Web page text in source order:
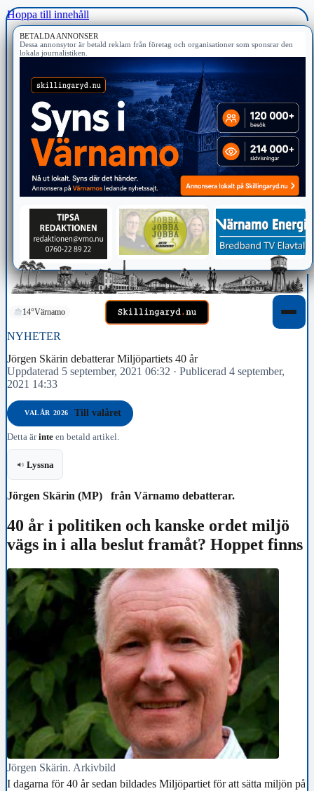
Hoppa till innehåll
BETALDA ANNONSER
Dessa annonsytor är betald reklam från företag och organisationer som sponsrar den
lokala journalistiken.
14°Värnamo
NYHETER
Jörgen Skärin debatterar Miljöpartiets 40 år
Uppdaterad 5 september, 2021 06:32 · Publicerad 4 september,
2021 14:33
VALÅR 2026 Till valåret
Detta ärinte en betald artikel.
Lyssna
Jörgen Skärin (MP) från Värnamo debatterar.
40 år i politiken och kanske ordet miljö
vägs in i alla beslut framåt? Hoppet finns
Jörgen Skärin. Arkivbild
I dagarna för 40 år sedan bildades Miljöpartiet för att sätta miljön på